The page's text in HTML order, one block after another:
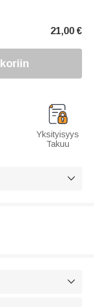
21,00 €
Yksityisyys
Takuu

